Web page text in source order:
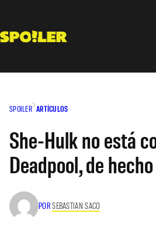
contenido
SPOILER ARTÍCULOS
She-Hulk no está
Deadpool, de
PORSEBASTIAN SACO